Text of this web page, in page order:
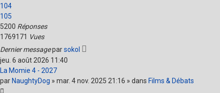
104
105
5200 Réponses
1769171 Vues
Dernier messageparsokol
jeu. 6 août 2026 11:40
La Momie 4 - 2027
par NaughtyDog » mar. 4 nov. 2025 21:16 » dans Films & Débats